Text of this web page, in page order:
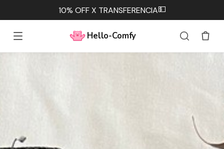
10% OFF X TRANSFERENCIA💵
Hello-Comfy